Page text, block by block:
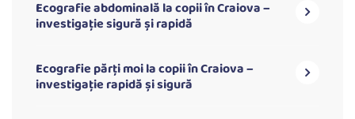
Ecografie abdominală la copii în Craiova –
investigație sigură și rapidă
Ecografie părți moi la copii în Craiova –
investigație rapidă și sigură